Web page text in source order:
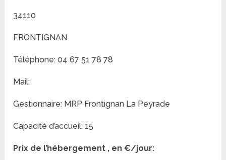
34110
FRONTIGNAN
Téléphone: 04 67 51 78 78
Mail:
Gestionnaire: MRP Frontignan La Peyrade
Capacité d’accueil: 15
Prix de l’hébergement , en €/jour: